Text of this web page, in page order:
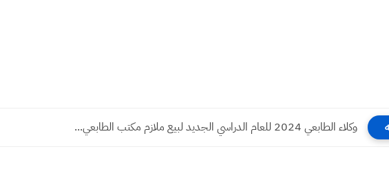
وكلاء الطابعي 2024 للعام الدراسي الجديد لبيع ملازم مكتب الطابعي...